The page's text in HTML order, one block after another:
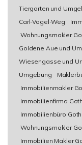
Tiergarten und
Carl-Vogel-Weg
Wohnungsmakler
Goldene Aue und
Wiesengasse und
Umgebung
Immobilienmakler
Immobilienfirma
Immobilienbüro
Wohnungsmakler
Immobilien Makler